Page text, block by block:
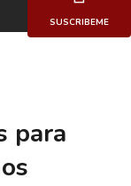
para
SUSCRIBEME